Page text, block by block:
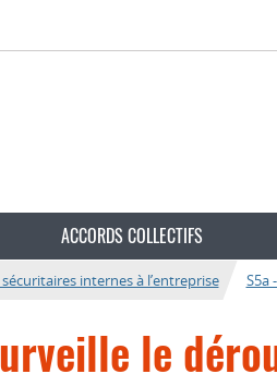
ACCORDS COLLECTIFS
internes à l’entreprise S5a
le